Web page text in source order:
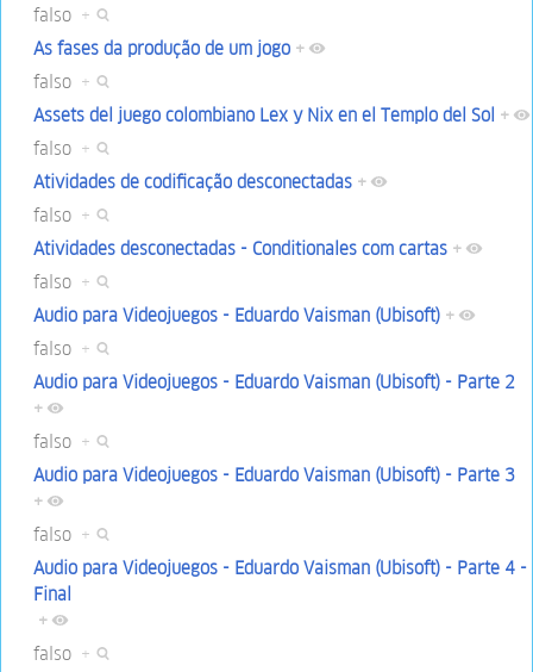
falso +
As fases da produção de um jogo +
falso +
Assets del juego colombiano Lex y Nix en el Templo del Sol +
falso +
Atividades de codificação desconectadas +
falso +
Atividades desconectadas - Conditionales com cartas +
falso +
Audio para Videojuegos - Eduardo Vaisman (Ubisoft) +
falso +
Audio para Videojuegos - Eduardo Vaisman (Ubisoft) - Parte 2
+
falso +
Audio para Videojuegos - Eduardo Vaisman (Ubisoft) - Parte 3
+
falso +
Audio para Videojuegos - Eduardo Vaisman (Ubisoft) - Parte 4 -
Final
+
falso +